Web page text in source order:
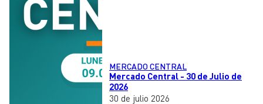
MERCADO CENTRAL
Mercado Central - 30 de Julio de
2026
30 de julio 2026